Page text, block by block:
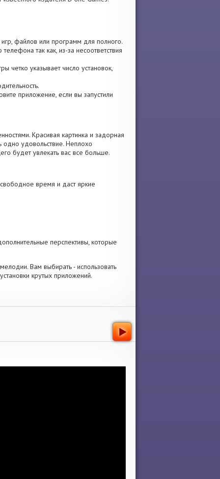
файлов или программ для полного.
так как, из-за несоответствия
четко указывает число установок,
приложение, если вы запустили
Красивая картинка и задорная
одно удовольствие. Неплохо
будет увлекать вас все больше.
время и даст яркие
перспективы, которые
Вам выбирать - использовать
крутых приложений.